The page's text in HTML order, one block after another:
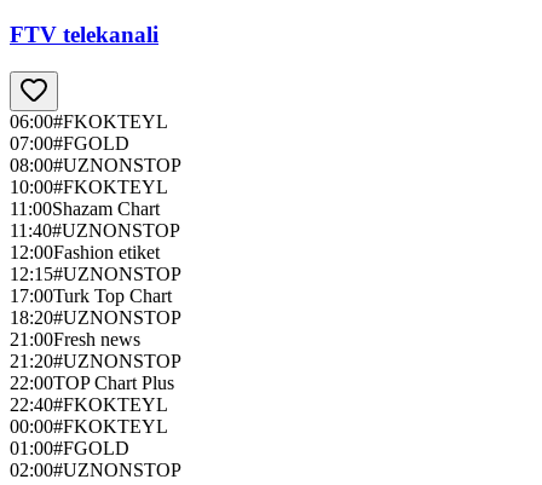
FTV telekanali
06:00#FKOKTEYL
07:00#FGOLD
08:00#UZNONSTOP
10:00#FKOKTEYL
11:00Shazam Chart
11:40#UZNONSTOP
12:00Fashion etiket
12:15#UZNONSTOP
17:00Turk Top Chart
18:20#UZNONSTOP
21:00Fresh news
21:20#UZNONSTOP
22:00TOP Chart Plus
22:40#FKOKTEYL
00:00#FKOKTEYL
01:00#FGOLD
02:00#UZNONSTOP